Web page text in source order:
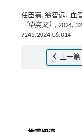
任臣熹, 翁智远,. 血
（中英文） , 2024,
7245.2024.06.014
上一篇